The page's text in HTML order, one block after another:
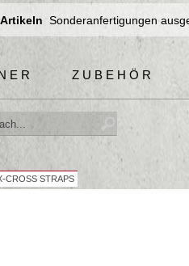
Sonderanfertigungen
ZUBEHÖR
CROSS STRAPS